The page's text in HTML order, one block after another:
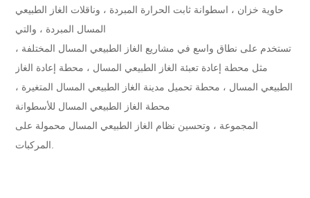
حاوية خزان ، اسطوانة ثابت الحرارة المبردة ، وناقلات الغاز الطبيعي
المسال المبردة ، والتي
تستخدم على نطاق واسع في مشاريع الغاز الطبيعي المسال المختلفة ،
مثل محطة إعادة تعبئة الغاز الطبيعي المسال ، محطة إعادة الغاز
الطبيعي المسال ، محطة تحميل مدينة الغاز الطبيعي المسال المتغيرة ،
محطة الغاز الطبيعي المسال للأسطوانة
المجموعة ، وتحسين نظام الغاز الطبيعي المسال محمولة على